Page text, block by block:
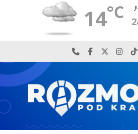
14°C
Najlepiej po
Odwiedź nas